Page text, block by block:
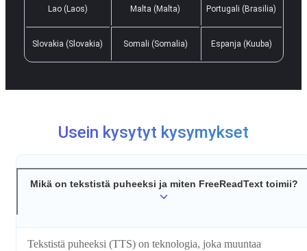
Lao (Laos) Malta (Malta) Portugali (Brasilia)
Slovakia (Slovakia) Somali (Somalia) Espanja (Kuuba)
Usein kysytyt kysymykset
Mikä on tekstistä puheeksi ja miten FreeReadText toimii?
Tekstistä puheeksi (TTS) on teknologia, joka muuntaa